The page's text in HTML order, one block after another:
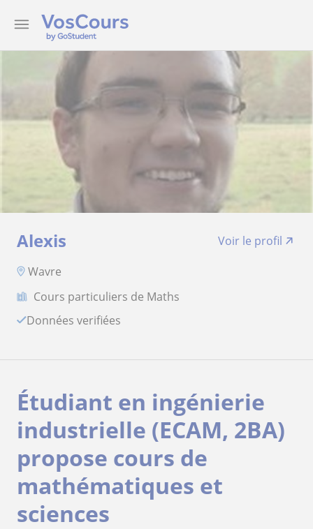
Alexis
Voir le profil
Wavre
Cours particuliers de Maths
Données verifiées
Étudiant en ingénierie
industrielle (ECAM, 2BA)
propose cours de
mathématiques et
sciences